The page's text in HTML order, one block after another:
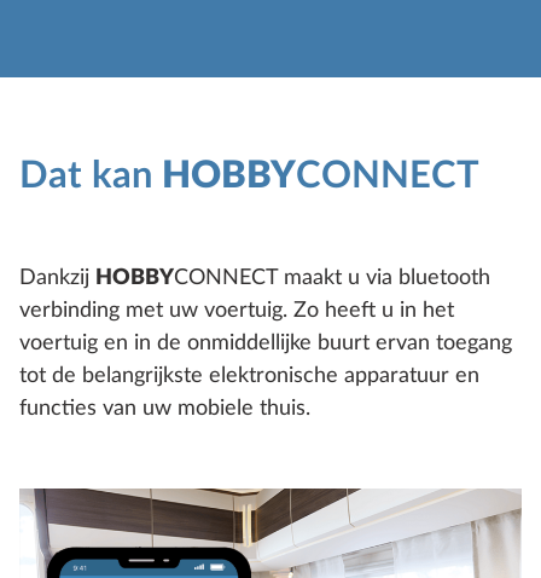
Dat kan HOBBYCONNECT
Dankzij HOBBYCONNECT maakt u via bluetooth
verbinding met uw voertuig. Zo heeft u in het
voertuig en in de onmiddellijke buurt ervan toegang
tot de belangrijkste elektronische apparatuur en
functies van uw mobiele thuis.